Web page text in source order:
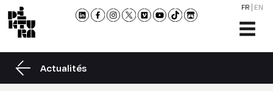
FR EN
Actualités